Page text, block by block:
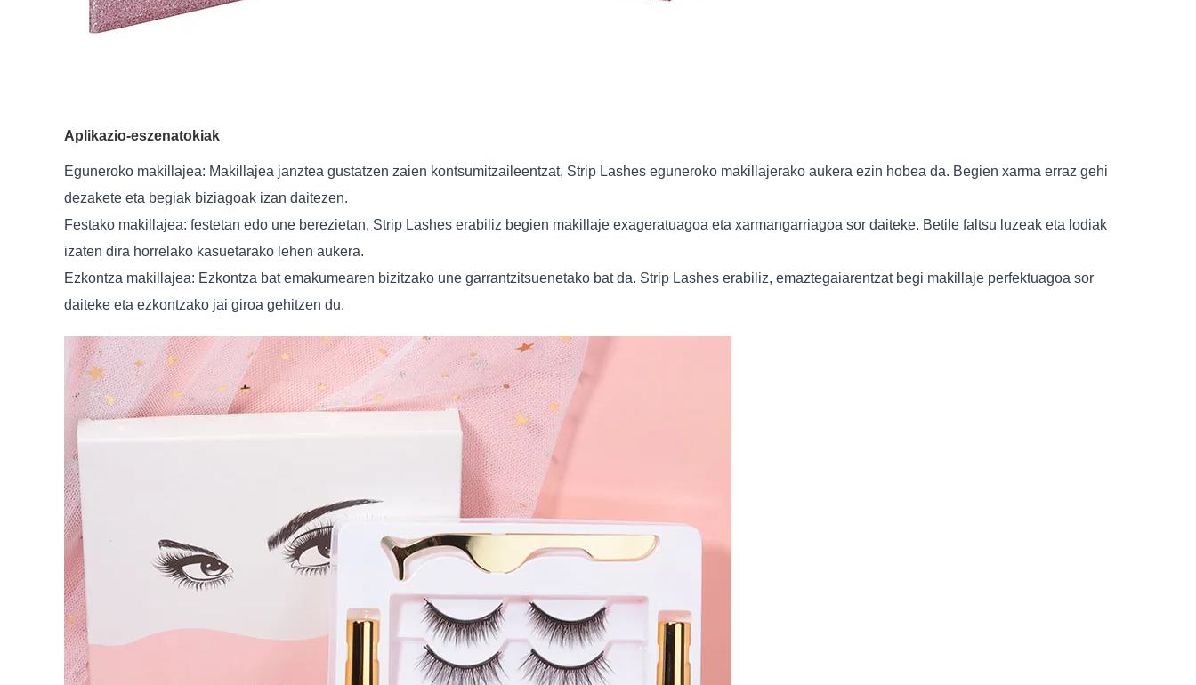
Aplikazio-eszenatokiak
Eguneroko makillajea: Makillajea janztea gustatzen zaien kontsumitzaileentzat, Strip Lashes eguneroko makillajerako aukera ezin hobea da. Begien xarma erraz gehi
dezakete eta begiak biziagoak izan daitezen.
Festako makillajea: festetan edo une berezietan, Strip Lashes erabiliz begien makillaje exageratuagoa eta xarmangarriagoa sor daiteke. Betile faltsu luzeak eta lodiak
izaten dira horrelako kasuetarako lehen aukera.
Ezkontza makillajea: Ezkontza bat emakumearen bizitzako une garrantzitsuenetako bat da. Strip Lashes erabiliz, emaztegaiarentzat begi makillaje perfektuagoa sor
daiteke eta ezkontzako jai giroa gehitzen du.